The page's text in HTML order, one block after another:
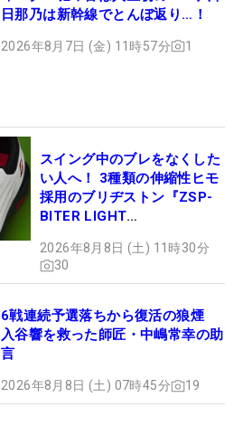
日那乃は新幹線でとんぼ返り…！
2026年8月7日 (金) 11時57分 1
スイング中のブレをなくした
い人へ！ 3種類の伸縮性ヒモ
採用のブリヂストン『ZSP-
BITER LIGHT
ュー
2026年8月8日 (土) 11時30分
30
6戦連続予選落ちから復活の狼煙
入谷響を救った師匠・中嶋常幸の助
言
2026年8月8日 (土) 07時45分 19